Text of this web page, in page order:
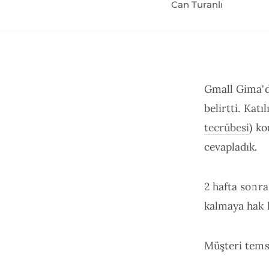
Can Turanlı
Gmall
belirtti.
tecrübesi)
cevapladık.
2 hafta
kalmaya hak
Müşteri